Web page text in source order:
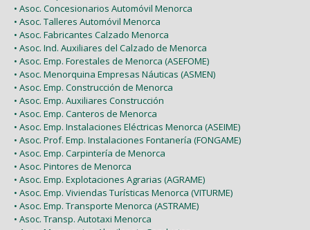
• Asoc. Concesionarios Automóvil Menorca
• Asoc. Talleres Automóvil Menorca
• Asoc. Fabricantes Calzado Menorca
• Asoc. Ind. Auxiliares del Calzado de Menorca
• Asoc. Emp. Forestales de Menorca (ASEFOME)
• Asoc. Menorquina Empresas Náuticas (ASMEN)
• Asoc. Emp. Construcción de Menorca
• Asoc. Emp. Auxiliares Construcción
• Asoc. Emp. Canteros de Menorca
• Asoc. Emp. Instalaciones Eléctricas Menorca (ASEIME)
• Asoc. Prof. Emp. Instalaciones Fontanería (FONGAME)
• Asoc. Emp. Carpintería de Menorca
• Asoc. Pintores de Menorca
• Asoc. Emp. Explotaciones Agrarias (AGRAME)
• Asoc. Emp. Viviendas Turísticas Menorca (VITURME)
• Asoc. Emp. Transporte Menorca (ASTRAME)
• Asoc. Transp. Autotaxi Menorca